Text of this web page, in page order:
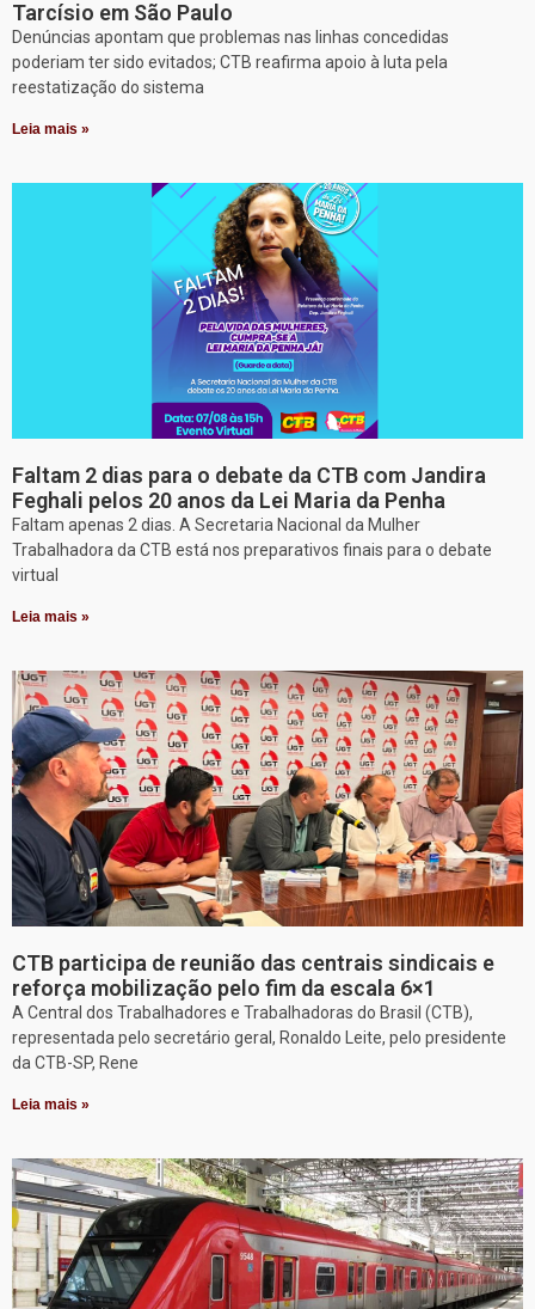
Tarcísio em São Paulo
Denúncias apontam que problemas nas linhas concedidas
poderiam ter sido evitados; CTB reafirma apoio à luta pela
reestatização do sistema
Leia mais »
Faltam 2 dias para o debate da CTB com Jandira
Feghali pelos 20 anos da Lei Maria da Penha
Faltam apenas 2 dias. A Secretaria Nacional da Mulher
Trabalhadora da CTB está nos preparativos finais para o debate
virtual
Leia mais »
CTB participa de reunião das centrais sindicais e
reforça mobilização pelo fim da escala 6×1
A Central dos Trabalhadores e Trabalhadoras do Brasil (CTB),
representada pelo secretário geral, Ronaldo Leite, pelo presidente
da CTB-SP, Rene
Leia mais »